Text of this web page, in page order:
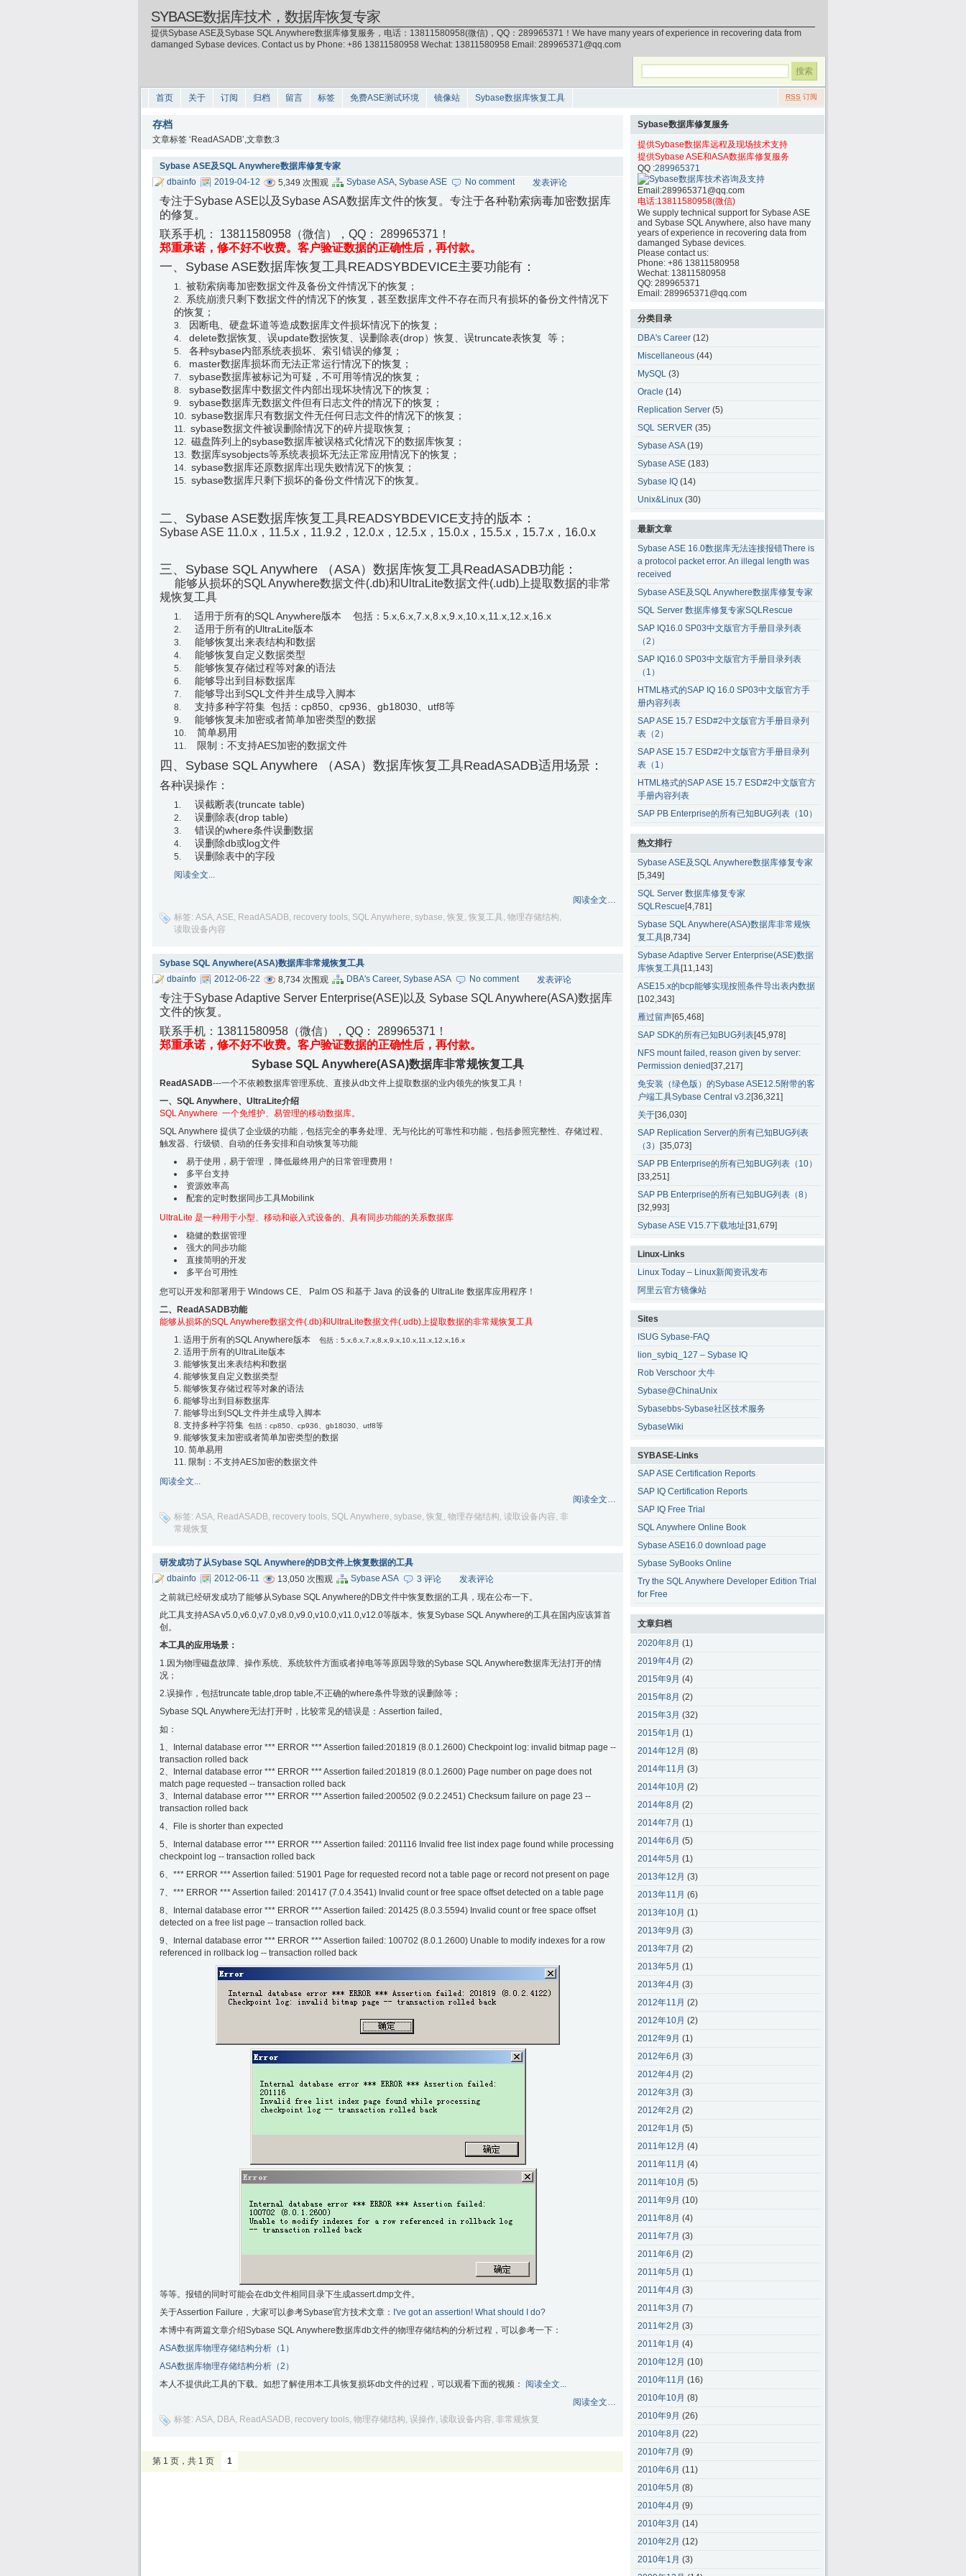
SYBASE数据库技术，数据库恢复专家
提供Sybase ASE及Sybase SQL Anywhere数据库修复服务，电话：13811580958(微信)，QQ：289965371！We have many years of experience in recovering data from
damanged Sybase devices. Contact us by Phone: +86 13811580958 Wechat: 13811580958 Email: 289965371@qq.com
首页 关于 订阅 归档 留言 标签 免费ASE测试环境 镜像站 Sybase数据库恢复工具 RSS 订阅
存档
文章标签 ‘ReadASADB’,文章数:3
Sybase ASE及SQL Anywhere数据库修复专家
dbainfo
2019-04-12 5,349 次围观 Sybase ASA, Sybase ASE No comment 发表评论
专注于Sybase ASE以及Sybase ASA数据库文件的恢复。专注于各种勒索病毒加密数据库
的修复。
联系手机： 13811580958（微信），QQ： 289965371！
郑重承诺，修不好不收费。客户验证数据的正确性后，再付款。
一、Sybase ASE数据库恢复工具READSYBDEVICE主要功能有：
被勒索病毒加密数据文件及备份文件情况下的恢复；
系统崩溃只剩下数据文件的情况下的恢复，甚至数据库文件不存在而只有损坏的备份文件情况下
的恢复；
因断电、硬盘坏道等造成数据库文件损坏情况下的恢复；
delete数据恢复、误update数据恢复、误删除表(drop）恢复、误truncate表恢复 等；
各种sybase内部系统表损坏、索引错误的修复；
master数据库损坏而无法正常运行情况下的恢复；
sybase数据库被标记为可疑，不可用等情况的恢复；
sybase数据库中数据文件内部出现坏块情况下的恢复；
sybase数据库无数据文件但有日志文件的情况下的恢复；
sybase数据库只有数据文件无任何日志文件的情况下的恢复；
sybase数据文件被误删除情况下的碎片提取恢复；
磁盘阵列上的sybase数据库被误格式化情况下的数据库恢复；
数据库sysobjects等系统表损坏无法正常应用情况下的恢复；
sybase数据库还原数据库出现失败情况下的恢复；
sybase数据库只剩下损坏的备份文件情况下的恢复。
二、Sybase ASE数据库恢复工具READSYBDEVICE支持的版本：
Sybase ASE 11.0.x，11.5.x，11.9.2，12.0.x，12.5.x，15.0.x，15.5.x，15.7.x，16.0.x
三、Sybase SQL Anywhere （ASA）数据库恢复工具ReadASADB功能：
能够从损坏的SQL Anywhere数据文件(.db)和UltraLite数据文件(.udb)上提取数据的非常
规恢复工具
适用于所有的SQL Anywhere版本 包括：5.x,6.x,7.x,8.x,9.x,10.x,11.x,12.x,16.x
适用于所有的UltraLite版本
能够恢复出来表结构和数据
能够恢复自定义数据类型
能够恢复存储过程等对象的语法
能够导出到目标数据库
能够导出到SQL文件并生成导入脚本
支持多种字符集 包括：cp850、cp936、gb18030、utf8等
能够恢复未加密或者简单加密类型的数据
简单易用
限制：不支持AES加密的数据文件
四、Sybase SQL Anywhere （ASA）数据库恢复工具ReadASADB适用场景：
各种误操作：
误截断表(truncate table)
误删除表(drop table)
错误的where条件误删数据
误删除db或log文件
误删除表中的字段
阅读全文...
阅读全文…
标签: ASA, ASE, ReadASADB, recovery tools, SQL Anywhere, sybase, 恢复 , 恢复工具, 物理存储结构,
读取设备内容
Sybase SQL Anywhere(ASA)数据库非常规恢复工具
dbainfo
2012-06-22 8,734 次围观 DBA's Career, Sybase ASA No comment 发表评论
专注于Sybase Adaptive Server Enterprise(ASE)以及 Sybase SQL Anywhere(ASA)数据库
文件的恢复。
联系手机： 13811580958（微信），QQ： 289965371！
郑重承诺，修不好不收费。客户验证数据的正确性后，再付款。
Sybase SQL Anywhere(ASA)数据库非常规恢复工具
ReadASADB---一个不依赖数据库管理系统、直接从db文件上提取数据的业内领先的恢复工具！
一、SQL Anywhere、UltraLite介绍
SQL Anywhere 一个免维护、易管理的移动数据库。
SQL Anywhere 提供了企业级的功能，包括完全的事务处理、无与伦比的可靠性和功能，包括参照完整性、存储过程、
触发器、行级锁、自动的任务安排和自动恢复等功能
易于使用，易于管理 ，降低最终用户的日常管理费用！
多平台支持
资源效率高
配套的定时数据同步工具Mobilink
UltraLite 是一种用于小型、移动和嵌入式设备的、具有同步功能的关系数据库
稳健的数据管理
强大的同步功能
直接简明的开发
多平台可用性
您可以开发和部署用于 Windows CE、 Palm OS 和基于 Java 的设备的 UltraLite 数据库应用程序！
二、ReadASADB功能
能够从损坏的SQL Anywhere数据文件(.db)和UltraLite数据文件(.udb)上提取数据的非常规恢复工具
适用于所有的SQL Anywhere版本
包括：5.x,6.x,7.x,8.x,9.x,10.x,11.x,12.x ,16.x
适用于所有的UltraLite版本
能够恢复出来表结构和数据
能够恢复自定义数据类型
能够恢复存储过程等对象的语法
能够导出到目标数据库
能够导出到SQL文件并生成导入脚本
支持多种字符集 包括：cp850、cp936、gb18030、utf8等
能够恢复未加密或者简单加密类型的数据
简单易用
限制：不支持AES加密的数据文件
阅读全文...
阅读全文…
标签: ASA, ReadASADB, recovery tools, SQL Anywhere, sybase, 恢复 , 物理存储结构, 读取设备内容, 非
常规恢复
研发成功了从Sybase SQL Anywhere的DB文件上恢复数据的工具
dbainfo
2012-06-11 13,050 次围观 Sybase ASA 3 评论
发表评论
之前就已经研发成功了能够从Sybase SQL Anywhere的DB文件中恢复数据的工具，现在公布一下。
此工具支持ASA v5.0,v6.0,v7.0,v8.0,v9.0,v10.0,v11.0,v12.0等版本。恢复Sybase SQL Anywhere的工具在国内应该算首
创。
本工具的应用场景：
1.因为物理磁盘故障、操作系统、系统软件方面或者掉电等等原因导致的Sybase SQL Anywhere数据库无法打开的情
况；
2.误操作，包括truncate table,drop table,不正确的where条件导致的误删除等；
Sybase SQL Anywhere无法打开时，比较常见的错误是：Assertion failed。
如：
1、Internal database error *** ERROR *** Assertion failed:201819 (8.0.1.2600) Checkpoint log: invalid bitmap page --
transaction rolled back
2、Internal database error *** ERROR *** Assertion failed:201819 (8.0.1.2600) Page number on page does not
match page requested -- transaction rolled back
3、Internal database error *** ERROR *** Assertion failed:200502 (9.0.2.2451) Checksum failure on page 23 --
transaction rolled back
4、File is shorter than expected
5、Internal database error *** ERROR *** Assertion failed: 201116 Invalid free list index page found while processing
checkpoint log -- transaction rolled back
6、*** ERROR *** Assertion failed: 51901 Page for requested record not a table page or record not present on page
7、*** ERROR *** Assertion failed: 201417 (7.0.4.3541) Invalid count or free space offset detected on a table page
8、Internal database error *** ERROR *** Assertion failed: 201425 (8.0.3.5594) Invalid count or free space offset
detected on a free list page -- transaction rolled back.
9、Internal database error *** ERROR *** Assertion failed: 100702 (8.0.1.2600) Unable to modify indexes for a row
referenced in rollback log -- transaction rolled back
等等。报错的同时可能会在db文件相同目录下生成assert.dmp文件。
关于Assertion Failure，大家可以参考Sybase官方技术文章： I've got an assertion! What should I do?
本博中有两篇文章介绍Sybase SQL Anywhere数据库db文件的物理存储结构的分析过程，可以参考一下：
ASA数据库物理存储结构分析（1）
ASA数据库物理存储结构分析（2）
本人不提供此工具的下载。如想了解使用本工具恢复损坏db文件的过程，可以观看下面的视频： 阅读全文...
阅读全文…
标签: ASA, DBA, ReadASADB, recovery tools, 物理存储结构, 误操作, 读取设备内容, 非常规恢复
第 1 页，共 1 页 1
Sybase数据库修复服务
提供Sybase数据库远程及现场技术支持
提供Sybase ASE和ASA数据库修复服务
QQ :289965371
Email:289965371@qq.com
电话:13811580958(微信)
We supply technical support for Sybase ASE
and Sybase SQL Anywhere, also have many
years of experience in recovering data from
damanged Sybase devices.
Please contact us:
Phone: +86 13811580958
Wechat: 13811580958
QQ: 289965371
Email: 289965371@qq.com
分类目录
DBA's Career (12)
Miscellaneous (44)
MySQL (3)
Oracle (14)
Replication Server (5)
SQL SERVER (35)
Sybase ASA(19)
Sybase ASE (183)
Sybase IQ (14)
Unix&Linux (30)
最新文章
Sybase ASE 16.0数据库无法连接报错There is
a protocol packet error. An illegal length was
received
Sybase ASE及SQL Anywhere数据库修复专家
SQL Server 数据库修复专家SQLRescue
SAP IQ16.0 SP03中文版官方手册目录列表
（2）
SAP IQ16.0 SP03中文版官方手册目录列表
（1）
HTML格式的SAP IQ 16.0 SP03中文版官方手
册内容列表
SAP ASE 15.7 ESD#2中文版官方手册目录列
表（2）
SAP ASE 15.7 ESD#2中文版官方手册目录列
表（1）
HTML格式的SAP ASE 15.7 ESD#2中文版官方
手册内容列表
SAP PB Enterprise的所有已知BUG列表（10）
热文排行
Sybase ASE及SQL Anywhere数据库修复专家
[5,349]
SQL Server 数据库修复专家
SQLRescue [4,781]
Sybase SQL Anywhere(ASA)数据库非常规恢
复工具[8,734]
Sybase Adaptive Server Enterprise(ASE)数据
库恢复工具[11,143]
ASE15.x的bcp能够实现按照条件导出表内数据
[102,343]
雁过留声[65,468]
SAP SDK的所有已知BUG列表[45,978]
NFS mount failed, reason given by server:
Permission denied [37,217]
免安装（绿色版）的Sybase ASE12.5附带的客
户端工具Sybase Central v3.2 [36,321]
关于[36,030]
SAP Replication Server的所有已知BUG列表
（3）
[35,073]
SAP PB Enterprise的所有已知BUG列表（10）
[33,251]
SAP PB Enterprise的所有已知BUG列表（8）
[32,993]
Sybase ASE V15.7下载地址 [31,679]
Linux-Links
Linux Today – Linux新闻资讯发布
阿里云官方镜像站
Sites
ISUG Sybase-FAQ
lion_sybiq_127 – Sybase IQ
Rob Verschoor 大牛
Sybase@ChinaUnix
Sybasebbs-Sybase社区技术服务
SybaseWiki
SYBASE-Links
SAP ASE Certification Reports
SAP IQ Certification Reports
SAP IQ Free Trial
SQL Anywhere Online Book
Sybase ASE16.0 download page
Sybase SyBooks Online
Try the SQL Anywhere Developer Edition Trial
for Free
文章归档
2020年8月 (1)
2019年4月 (2)
2015年9月 (4)
2015年8月 (2)
2015年3月 (32)
2015年1月 (1)
2014年12月 (8)
2014年11月 (3)
2014年10月 (2)
2014年8月 (2)
2014年7月 (1)
2014年6月 (5)
2014年5月 (1)
2013年12月 (3)
2013年11月 (6)
2013年10月 (1)
2013年9月 (3)
2013年7月 (2)
2013年5月 (1)
2013年4月 (3)
2012年11月 (2)
2012年10月 (2)
2012年9月 (1)
2012年6月 (3)
2012年4月 (2)
2012年3月 (3)
2012年2月 (2)
2012年1月 (5)
2011年12月 (4)
2011年11月 (4)
2011年10月 (5)
2011年9月 (10)
2011年8月 (4)
2011年7月 (3)
2011年6月 (2)
2011年5月 (1)
2011年4月 (3)
2011年3月 (7)
2011年2月 (3)
2011年1月 (4)
2010年12月 (10)
2010年11月 (16)
2010年10月 (8)
2010年9月 (26)
2010年8月 (22)
2010年7月 (9)
2010年6月 (11)
2010年5月 (8)
2010年4月 (9)
2010年3月 (14)
2010年2月 (12)
2010年1月 (3)